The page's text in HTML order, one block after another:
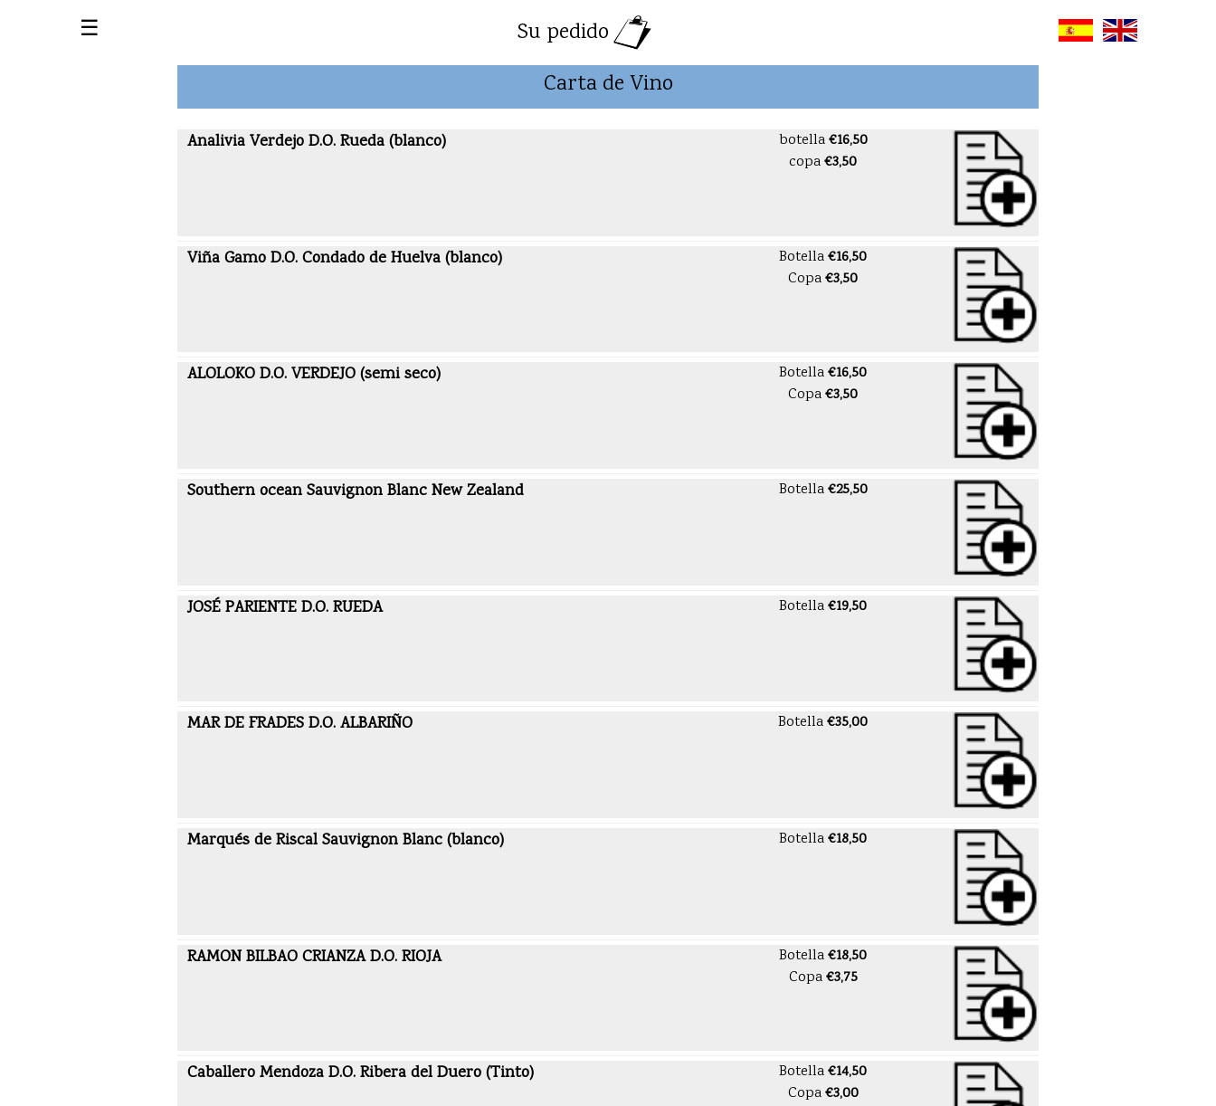
☰
Su pedido
Carta de Vino
Analivia Verdejo D.O. Rueda (blanco) botella€16,50
copa€3,50
Viña Gamo D.O. Condado de Huelva (blanco) Botella€16,50
Copa€3,50
ALOLOKO D.O. VERDEJO (semi seco) Botella€16,50
Copa€3,50
Southern ocean Sauvignon Blanc New Zealand Botella€25,50
JOSÉ PARIENTE D.O. RUEDA Botella€19,50
MAR DE FRADES D.O. ALBARIÑO Botella€35,00
Marqués de Riscal Sauvignon Blanc (blanco) Botella€18,50
RAMON BILBAO CRIANZA D.O. RIOJA Botella€18,50
Copa€3,75
Caballero Mendoza D.O. Ribera del Duero (Tinto) Botella€14,50
Copa€3,00